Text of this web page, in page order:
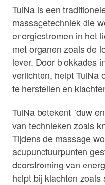
TuiNa is een
massagetechniek die
energiestromen in het
met organen zoals de
lever. Door blokkades
verlichten, helpt TuiNa
te herstellen en
TuiNa betekent “duw
van technieken zoals
Tijdens de massage
acupunctuurpunten
doorstroming van
helpt bij klachten zoals